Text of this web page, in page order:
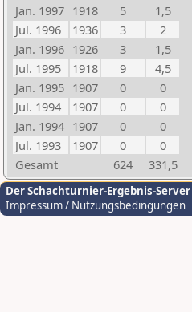
Jan. 1997 1918 5
1,5
Jul. 1996
1936 3
2
Jan. 1996 1926 3
1,5
Jul. 1995
1918 9
4,5
Jan. 1995 1907 0
0
Jul. 1994
1907 0
0
Jan. 1994 1907 0
0
Jul. 1993
1907 0
0
Gesamt
624 331,5
Der Schachturnier-Ergebnis-Server
Impressum / Nutzungsbedingungen